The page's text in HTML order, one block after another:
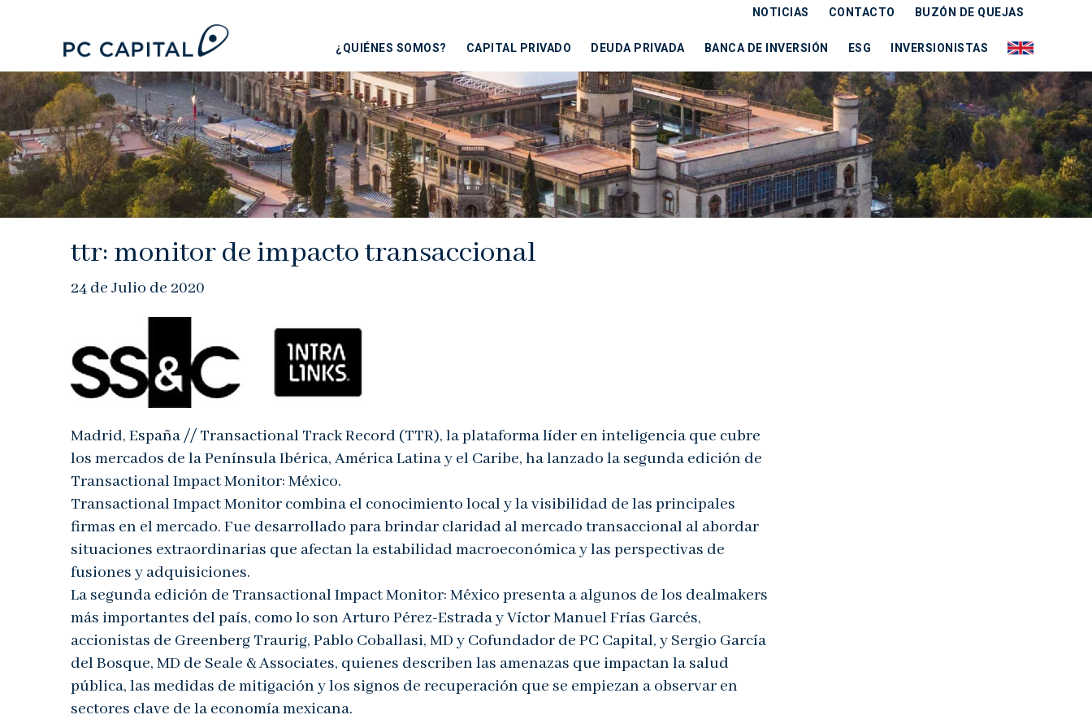
NOTICIAS CONTACTO BUZÓN DE QUEJAS
¿QUIÉNES SOMOS? CAPITAL PRIVADO DEUDA PRIVADA BANCA DE INVERSIÓN ESG INVERSIONISTAS
ttr: monitor de impacto transaccional
24 de Julio de 2020
Madrid, España // Transactional Track Record (TTR), la plataforma líder en inteligencia que cubre
los mercados de la Península Ibérica, América Latina y el Caribe, ha lanzado la segunda edición de
Transactional Impact Monitor: México.
Transactional Impact Monitor combina el conocimiento local y la visibilidad de las principales
firmas en el mercado. Fue desarrollado para brindar claridad al mercado transaccional al abordar
situaciones extraordinarias que afectan la estabilidad macroeconómica y las perspectivas de
fusiones y adquisiciones.
La segunda edición de Transactional Impact Monitor: México presenta a algunos de los dealmakers
más importantes del país, como lo son Arturo Pérez-Estrada y Víctor Manuel Frías Garcés,
accionistas de Greenberg Traurig, Pablo Coballasi, MD y Cofundador de PC Capital, y Sergio García
del Bosque, MD de Seale & Associates, quienes describen las amenazas que impactan la salud
pública, las medidas de mitigación y los signos de recuperación que se empiezan a observar en
sectores clave de la economía mexicana.